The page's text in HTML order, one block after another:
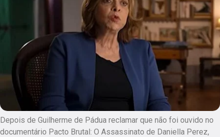
Depois de Guilherme de Pádua reclamar que não foi ouvido no
documentário Pacto Brutal: O Assassinato de Daniella Perez,